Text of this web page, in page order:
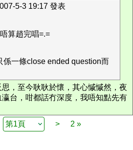
5-3 19:17 發表
算趙完唱=.=
係一條close ended question而
，至今耿耿於懷，其心慽慽然，夜
台，咁都話冇深度，我唔知點先有
> 2 »